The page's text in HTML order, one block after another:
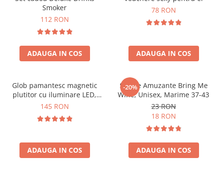
Smoker
112 RON
ADAUGA IN COS
78 RON
ADAUGA IN COS
Glob pamantesc magnetic
plutitor cu iluminare LED,
Forma C
145 RON
ADAUGA IN COS
-20%
Sosete Amuzante Bring Me
Wine, Unisex, Marime 37-43
23 RON
18 RON
ADAUGA IN COS